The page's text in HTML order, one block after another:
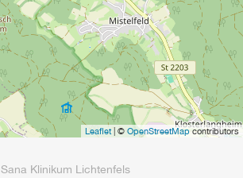
Leaflet| © OpenStreetMapcontributors
Sana Klinikum Lichtenfels